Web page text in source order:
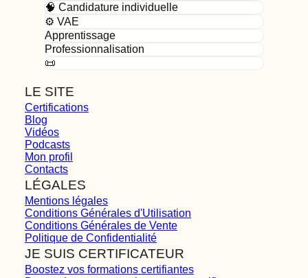
🧠 Candidature individuelle
⚙️ VAE
Apprentissage
Professionnalisation
📜
LE SITE
Certifications
Blog
Vidéos
Podcasts
Mon profil
Contacts
LÉGALES
Mentions légales
Conditions Générales d'Utilisation
Conditions Générales de Vente
Politique de Confidentialité
JE SUIS CERTIFICATEUR
Boostez vos formations certifiantes